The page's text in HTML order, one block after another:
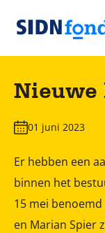
Sla de
SIDN
Nieuwe
01 juni 2023
Er hebben een
binnen het
15 mei
en Marian Spier